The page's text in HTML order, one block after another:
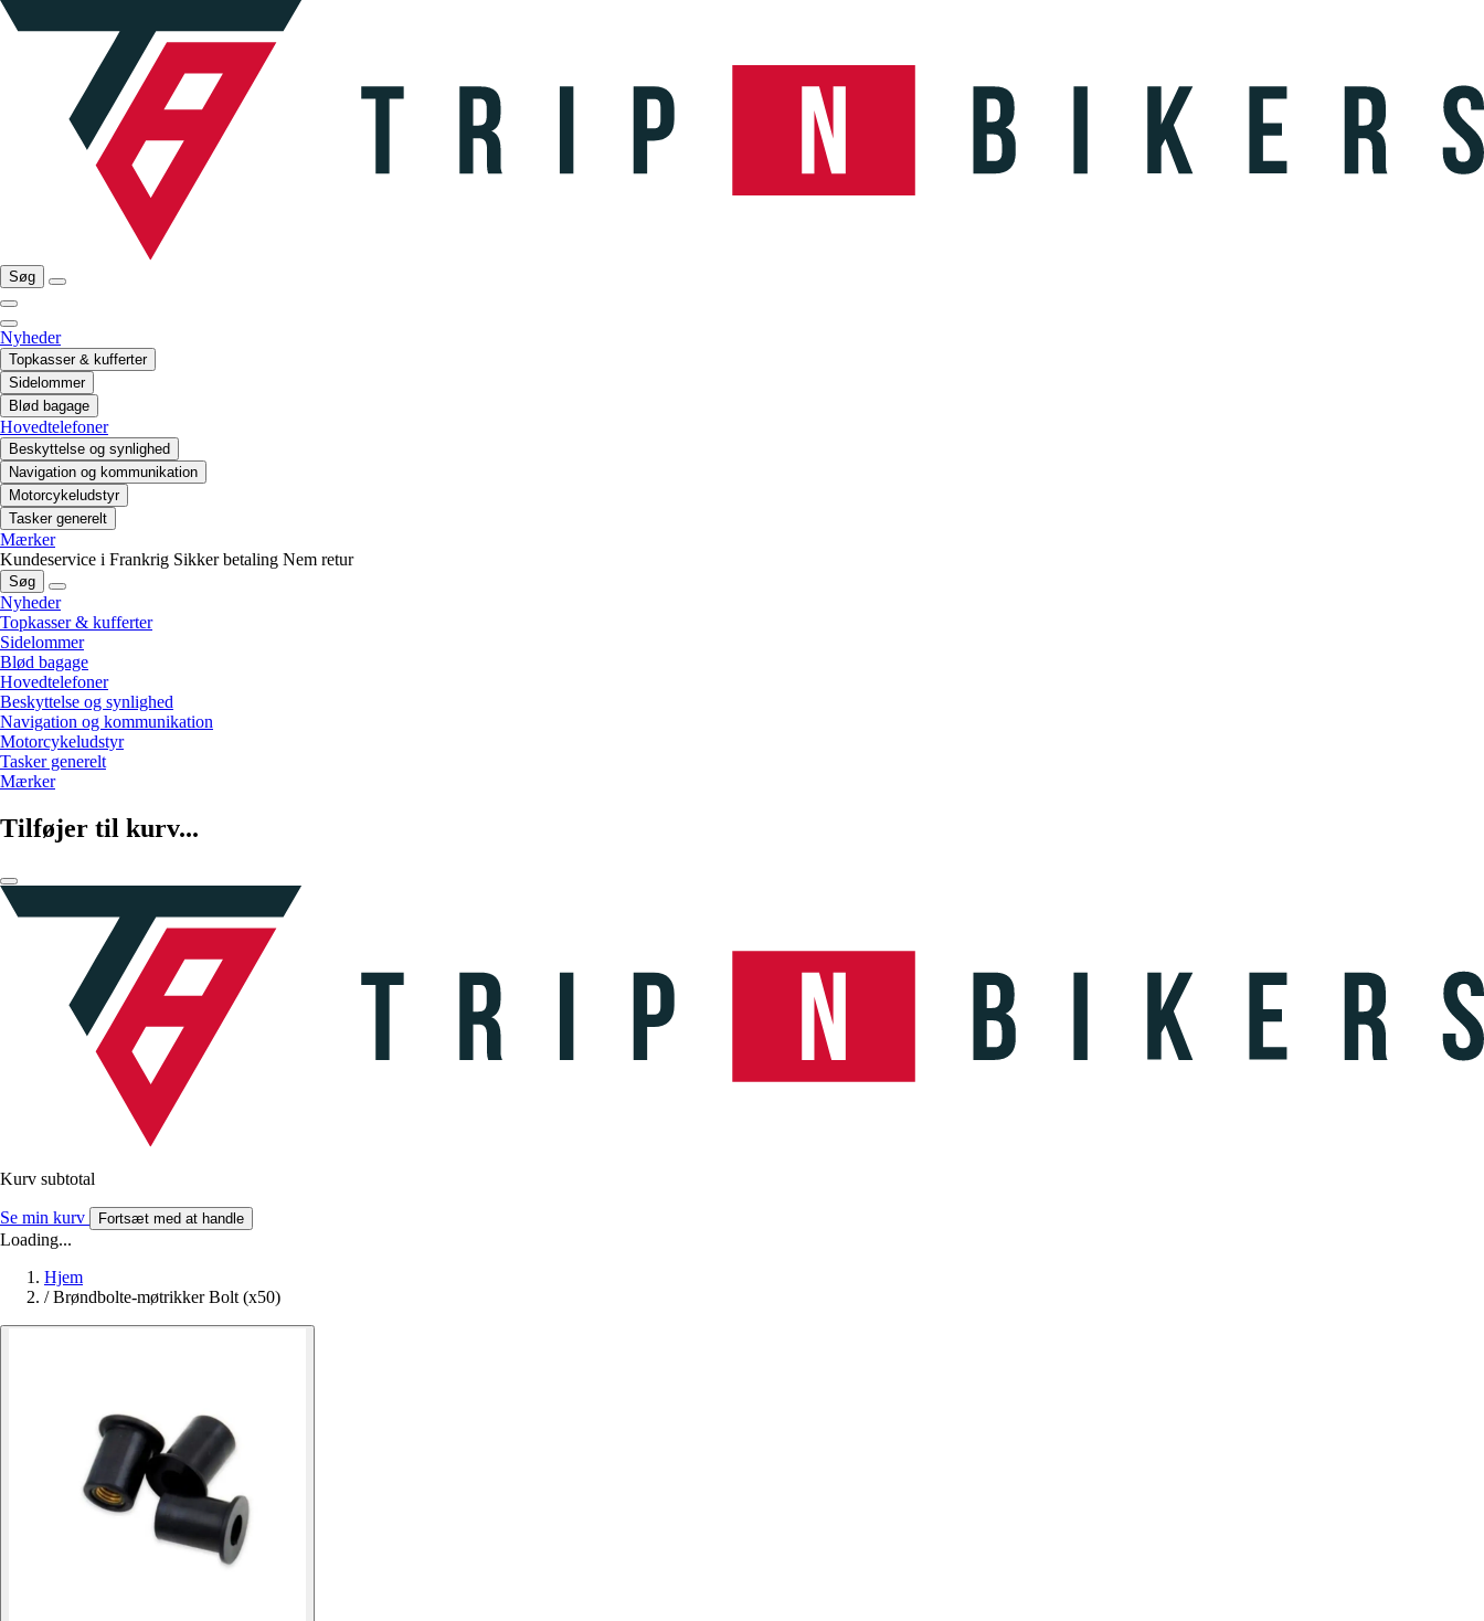
Søg
Nyheder
Topkasser & kufferter
Sidelommer
Blød bagage
Hovedtelefoner
Beskyttelse og synlighed
Navigation og kommunikation
Motorcykeludstyr
Tasker generelt
Mærker
Kundeservice i Frankrig Sikker betaling Nem retur
Søg
Nyheder
Topkasser & kufferter
Sidelommer
Blød bagage
Hovedtelefoner
Beskyttelse og synlighed
Navigation og kommunikation
Motorcykeludstyr
Tasker generelt
Mærker
Tilføjer til kurv...
Kurv subtotal
Se min kurv Fortsæt med at handle
Loading...
Hjem
/ Brøndbolte-møtrikker Bolt (x50)